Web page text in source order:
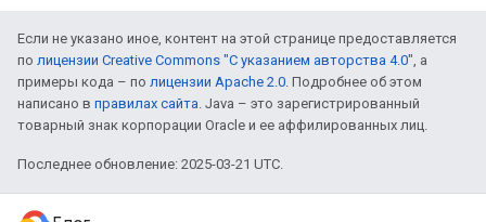
Если не указано иное, контент на этой странице предоставляется
по лицензии Creative Commons "С указанием авторства 4.0", а
примеры кода – по лицензии Apache 2.0. Подробнее об этом
написано в правилах сайта. Java – это зарегистрированный
товарный знак корпорации Oracle и ее аффилированных лиц.
Последнее обновление: 2025-03-21 UTC.